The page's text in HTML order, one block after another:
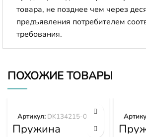
товара, не позднее чем через
предъявления потребителем
требования.
ПОХОЖИЕ ТОВАРЫ
Пружина
Артикул: DK134215-0400